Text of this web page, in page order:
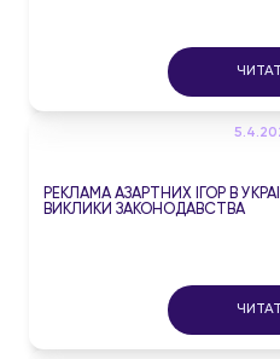
РЕКЛАМА АЗАРТНИХ ІГОР В
ВИКЛИКИ ЗАКОНОДАВСТВА